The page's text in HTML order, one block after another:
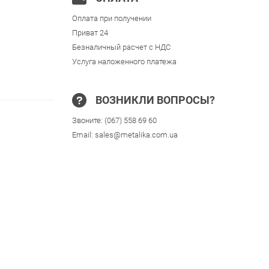
Оплата при получении
Приват 24
Безналичный расчет с НДС
Услуга наложенного платежа
ВОЗНИКЛИ ВОПРОСЫ?
Звоните: (067) 558 69 60
Email: sales@metalika.com.ua